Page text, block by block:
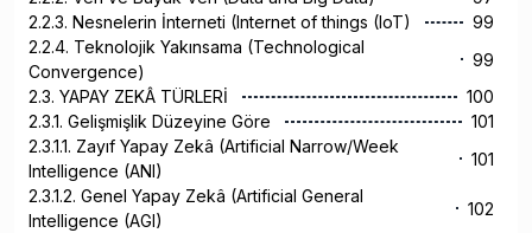
2.2.3. Nesnelerin İnterneti (Internet of things (IoT)
99
2.2.4. Teknolojik Yakınsama (Technological
Convergence)
99
2.3. YAPAY ZEKÂ TÜRLERİ
100
2.3.1. Gelişmişlik Düzeyine Göre
101
2.3.1.1. Zayıf Yapay Zekâ (Artificial Narrow/Week
Intelligence (ANI)
101
2.3.1.2. Genel Yapay Zekâ (Artificial General
Intelligence (AGI)
102